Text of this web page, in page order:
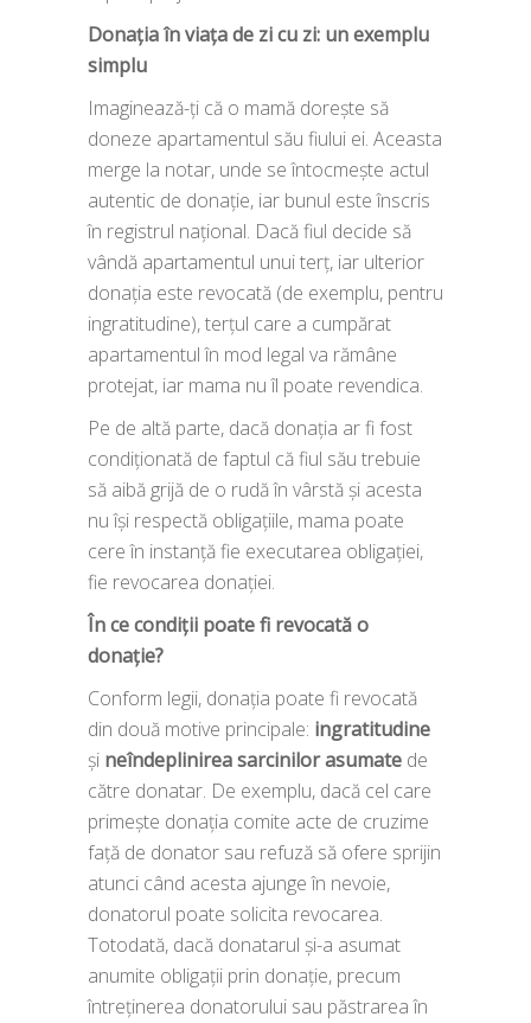
Donația în viața de zi cu zi: un exemplu
simplu
Imaginează-ți că o mamă dorește să
doneze apartamentul său fiului ei. Aceasta
merge la notar, unde se întocmește actul
autentic de donație, iar bunul este înscris
în registrul național. Dacă fiul decide să
vândă apartamentul unui terț, iar ulterior
donația este revocată (de exemplu, pentru
ingratitudine), terțul care a cumpărat
apartamentul în mod legal va rămâne
protejat, iar mama nu îl poate revendica.
Pe de altă parte, dacă donația ar fi fost
condiționată de faptul că fiul său trebuie
să aibă grijă de o rudă în vârstă și acesta
nu își respectă obligațiile, mama poate
cere în instanță fie executarea obligației,
fie revocarea donației.
În ce condiții poate fi revocată o
donație?
Conform legii, donația poate fi revocată
din două motive principale: ingratitudine
și neîndeplinirea sarcinilor asumate de
către donatar. De exemplu, dacă cel care
primește donația comite acte de cruzime
față de donator sau refuză să ofere sprijin
atunci când acesta ajunge în nevoie,
donatorul poate solicita revocarea.
Totodată, dacă donatarul și-a asumat
anumite obligații prin donație, precum
întreținerea donatorului sau păstrarea în